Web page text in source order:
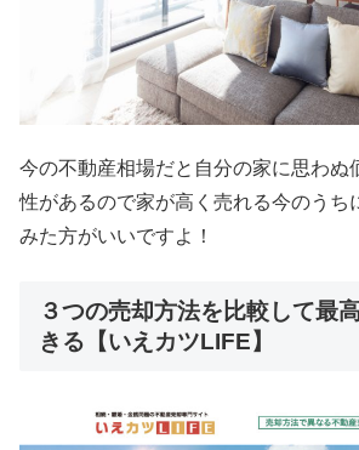
今の不動産相場だと自分の家に思わぬ
性があるので家が高く売れる今のうち
みた方がいいですよ！
３つの売却方法を比較して最
きる【いえカツLIFE】